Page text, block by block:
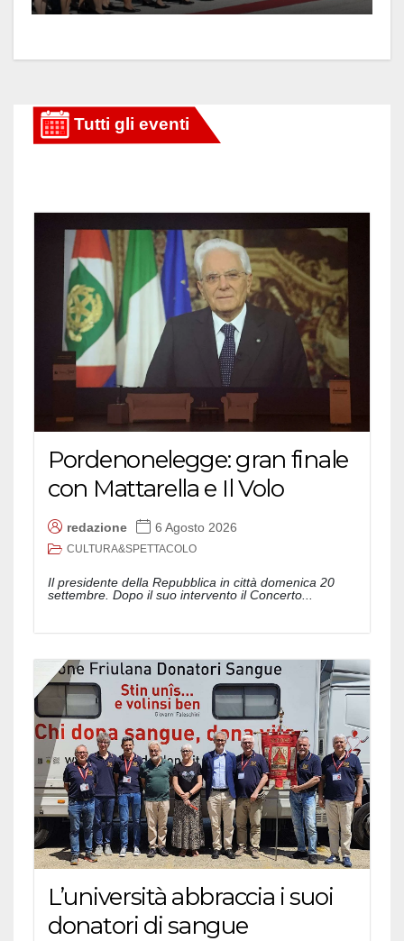
Pordenonelegge: gran finale
con Mattarella e Il Volo
redazione 6 Agosto 2026
CULTURA&SPETTACOLO
Il presidente della Repubblica in città domenica 20
settembre. Dopo il suo intervento il Concerto...
L’università abbraccia i suoi
donatori di sangue